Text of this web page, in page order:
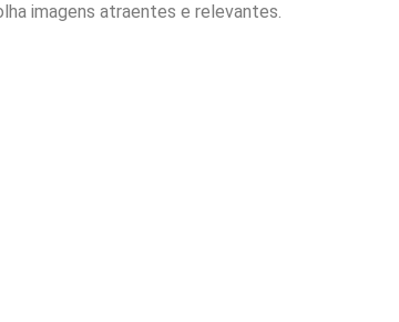
imagens atraentes e relevantes.